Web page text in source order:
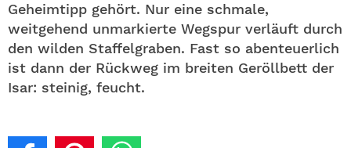
Geheimtipp gehört. Nur eine schmale,
weitgehend unmarkierte Wegspur verläuft durch
den wilden Staffelgraben. Fast so abenteuerlich
ist dann der Rückweg im breiten Geröllbett der
Isar: steinig, feucht.